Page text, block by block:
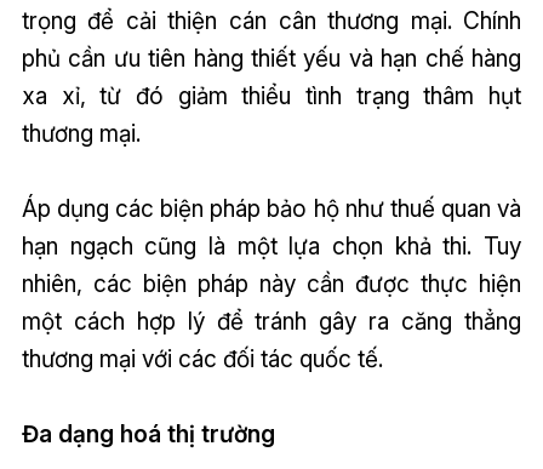
trọng để cải thiện cán cân thương mại. Chính
phủ cần ưu tiên hàng thiết yếu và hạn chế hàng
xa xỉ, từ đó giảm thiểu tình trạng thâm hụt
thương mại.
Áp dụng các biện pháp bảo hộ như thuế quan và
hạn ngạch cũng là một lựa chọn khả thi. Tuy
nhiên, các biện pháp này cần được thực hiện
một cách hợp lý để tránh gây ra căng thẳng
thương mại với các đối tác quốc tế.
Đa dạng hoá thị trường